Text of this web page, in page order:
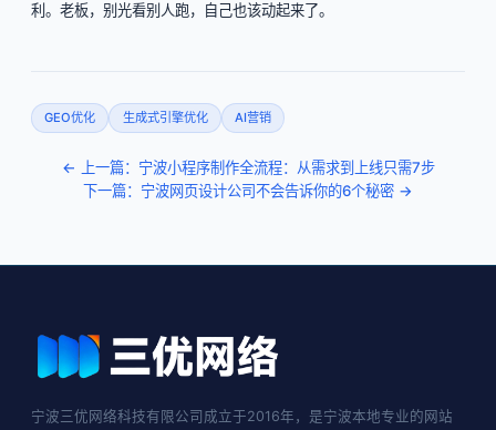
利。老板，别光看别人跑，自己也该动起来了。
GEO优化 生成式引擎优化 AI营销
← 上一篇：宁波小程序制作全流程：从需求到上线只需7步
下一篇：宁波网页设计公司不会告诉你的6个秘密 →
宁波三优网络科技有限公司成立于2016年，是宁波本地专业的网站